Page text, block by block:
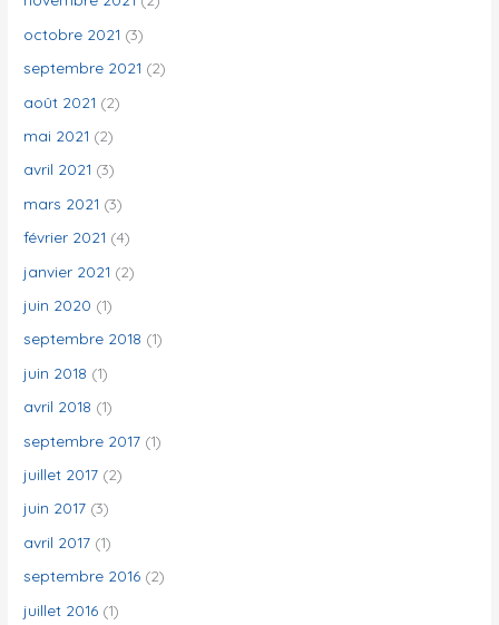
octobre 2021 (3)
septembre 2021 (2)
août 2021 (2)
mai 2021 (2)
avril 2021 (3)
mars 2021 (3)
février 2021 (4)
janvier 2021 (2)
juin 2020 (1)
septembre 2018 (1)
juin 2018 (1)
avril 2018 (1)
septembre 2017 (1)
juillet 2017 (2)
juin 2017 (3)
avril 2017 (1)
septembre 2016 (2)
juillet 2016 (1)